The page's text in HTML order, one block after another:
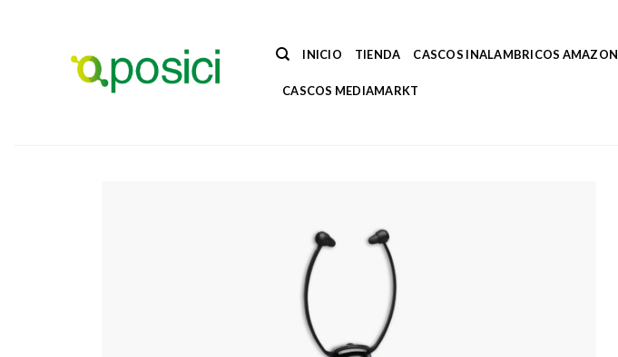
INICIO TIENDA CASCOS INALAMBRICOS AMAZON
CASCOS MEDIAMARKT